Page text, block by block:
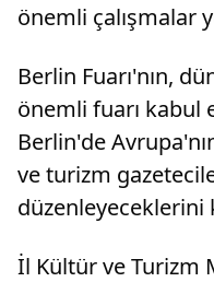
önemli çalışmalar
Berlin Fuarı'nın,
önemli fuarı kabul
Berlin'de
ve turizm
düzenleyeceklerini
İl Kültür ve Turizm